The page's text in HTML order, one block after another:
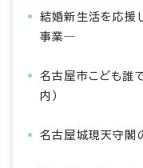
結婚新生活を応援
事業―
名古屋市こども誰
内）
名古屋城現天守閣